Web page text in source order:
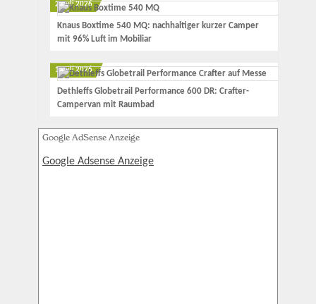
2. Juli 2026
Knaus Boxtime 540 MQ: nachhaltiger kurzer Camper
mit 96% Luft im Mobiliar
1. Juli 2026
Dethleffs Globetrail Performance 600 DR: Crafter-
Campervan mit Raumbad
Google AdSense Anzeige
Google Adsense Anzeige